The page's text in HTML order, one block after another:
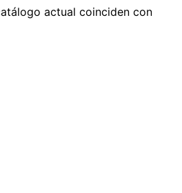
actual coinciden con